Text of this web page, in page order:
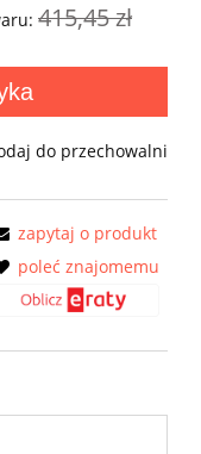
415,45 zł
do przechowalni
zapytaj o produkt
poleć znajomemu